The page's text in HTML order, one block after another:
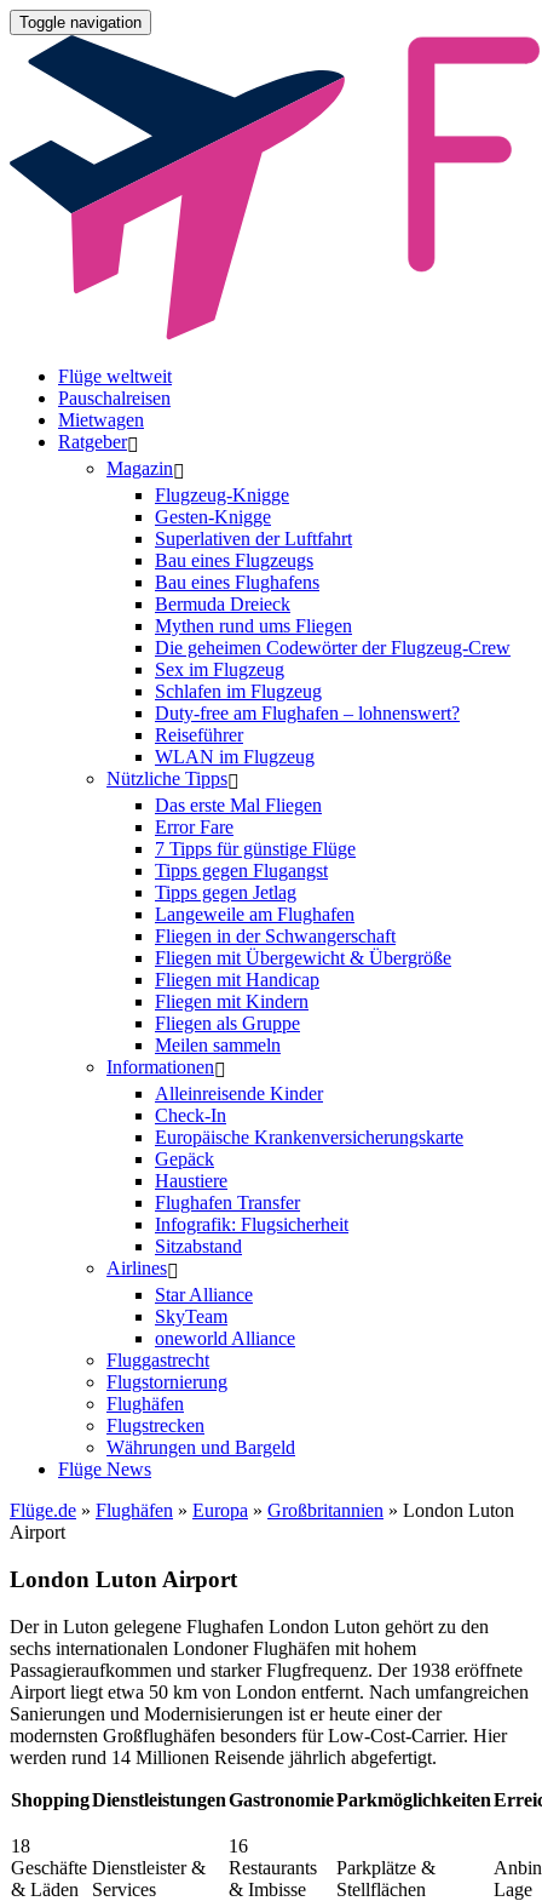
Toggle navigation
Flüge weltweit
Pauschalreisen
Mietwagen
Ratgeber
Magazin
Flugzeug-Knigge
Gesten-Knigge
Superlativen der Luftfahrt
Bau eines Flugzeugs
Bau eines Flughafens
Bermuda Dreieck
Mythen rund ums Fliegen
Die geheimen Codewörter der Flugzeug-Crew
Sex im Flugzeug
Schlafen im Flugzeug
Duty-free am Flughafen – lohnenswert?
Reiseführer
WLAN im Flugzeug
Nützliche Tipps
Das erste Mal Fliegen
Error Fare
7 Tipps für günstige Flüge
Tipps gegen Flugangst
Tipps gegen Jetlag
Langeweile am Flughafen
Fliegen in der Schwangerschaft
Fliegen mit Übergewicht & Übergröße
Fliegen mit Handicap
Fliegen mit Kindern
Fliegen als Gruppe
Meilen sammeln
Informationen
Alleinreisende Kinder
Check-In
Europäische Krankenversicherungskarte
Gepäck
Haustiere
Flughafen Transfer
Infografik: Flugsicherheit
Sitzabstand
Airlines
Star Alliance
SkyTeam
oneworld Alliance
Fluggastrecht
Flugstornierung
Flughäfen
Flugstrecken
Währungen und Bargeld
Flüge News
Flüge.de » Flughäfen » Europa » Großbritannien » London Luton
Airport
London Luton Airport
Der in Luton gelegene Flughafen London Luton gehört zu den
sechs internationalen Londoner Flughäfen mit hohem
Passagieraufkommen und starker Flugfrequenz. Der 1938 eröffnete
Airport liegt etwa 50 km von London entfernt. Nach umfangreichen
Sanierungen und Modernisierungen ist er heute einer der
modernsten Großflughäfen besonders für Low-Cost-Carrier. Hier
werden rund 14 Millionen Reisende jährlich abgefertigt.
ShoppingDienstleistungenGastronomieParkmöglichkeiten
18
Geschäfte
& Läden
Dienstleister &
Services
16
Restaurants
& Imbisse
Parkplätze &
Stellflächen
Lage